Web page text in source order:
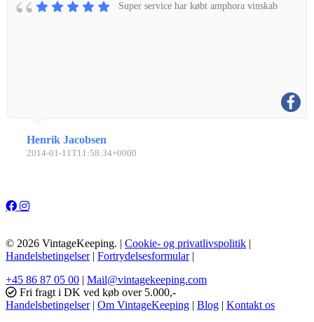
Super service har købt amphora vinskab
Henrik Jacobsen
2014-01-11T11:58:34+0000
© 2026 VintageKeeping. | Cookie- og privatlivspolitik |
Handelsbetingelser| Fortrydelsesformular|
+45 86 87 05 00 | Mail@vintagekeeping.com
Fri fragt i DK ved køb over 5.000,-
Handelsbetingelser| Om VintageKeeping | Blog | Kontakt os